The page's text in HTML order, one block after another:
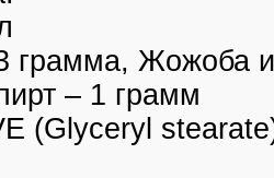
грамма, Жожоба
– 1 грамм
(Glyceryl